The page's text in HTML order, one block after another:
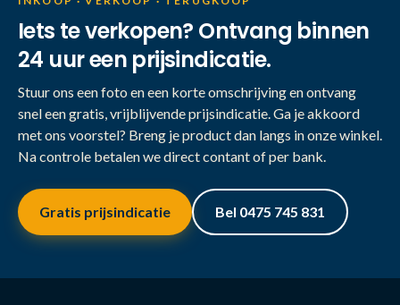
Iets te verkopen? Ontvang binnen
24 uur een prijsindicatie.
Stuur ons een foto en een korte omschrijving en ontvang
snel een gratis, vrijblijvende prijsindicatie. Ga je akkoord
met ons voorstel? Breng je product dan langs in onze winkel.
Na controle betalen we direct contant of per bank.
Gratis prijsindicatie Bel 0475 745 831